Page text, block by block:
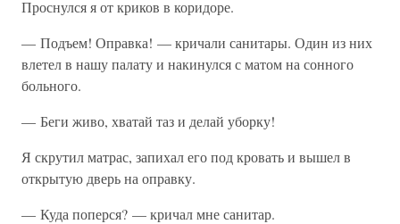
Проснулся я от криков в коридоре.
— Подъем! Оправка! — кричали санитары. Один из них
влетел в нашу палату и накинулся с матом на сонного
больного.
— Беги живо, хватай таз и делай уборку!
Я скрутил матрас, запихал его под кровать и вышел в
открытую дверь на оправку.
— Куда поперся? — кричал мне санитар.